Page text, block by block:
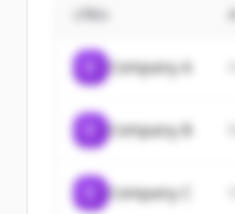
Company A
Company B
Company C